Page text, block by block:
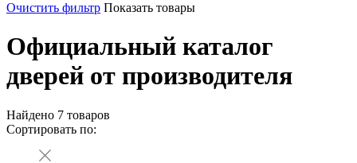
Очистить фильтр Показать товары
Официальный каталог
дверей от производителя
Найдено 7 товаров
Сортировать по: